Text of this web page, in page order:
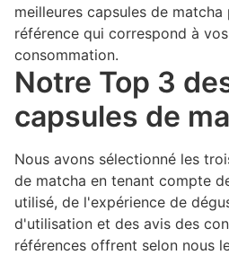
meilleures capsules de
référence qui correspond à
consommation.
Notre Top 3
capsules de
Nous avons sélectionné les
de matcha en tenant compte
utilisé, de l'expérience de
d'utilisation et des avis des
références offrent selon nous